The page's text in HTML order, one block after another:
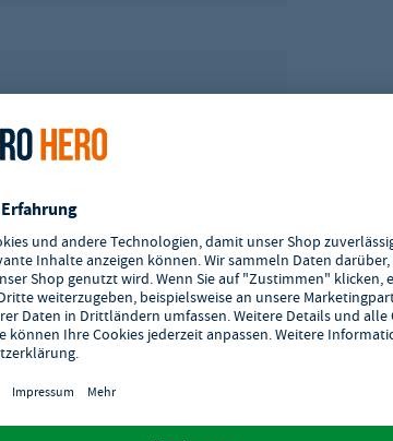
werden, müssen von einem Fachmann installiert